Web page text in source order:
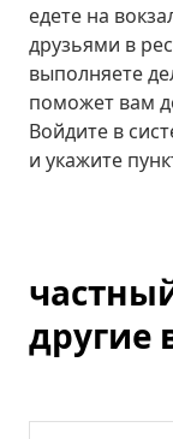
едете на
друзьями в
выполняете
поможет вам
Войдите в
и укажите
другие